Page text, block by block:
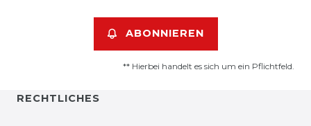
ABONNIEREN
** Hierbei handelt es sich um ein Pflichtfeld.
RECHTLICHES